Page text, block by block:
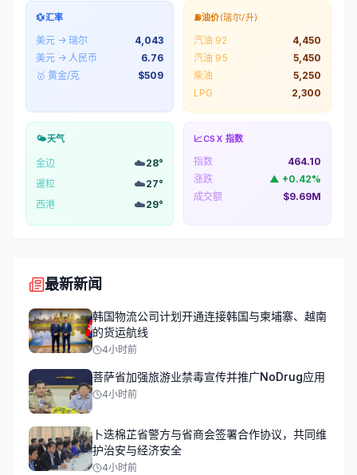
💱汇率
美元 → 瑞尔
4,043
美元 → 人民币
6.76
🥇 黄金/克
$509
⛽油价(瑞尔/升)
汽油 92
4,450
汽油 95
5,450
柴油
5,250
LPG
2,300
🌤️天气
金边 ☁️28°
暹粒
☁️27°
西港
☁️29°
📈CSX 指数
指数
464.10
涨跌
▲ +0.42%
成交额
$9.69M
最新新闻
韩国物流公司计划开通连接韩国与柬埔寨、越南
的货运航线
4小时前
菩萨省加强旅游业禁毒宣传并推广NoDrug应用
4小时前
卜迭棉芷省警方与省商会签署合作协议，共同维
护治安与经济安全
4小时前